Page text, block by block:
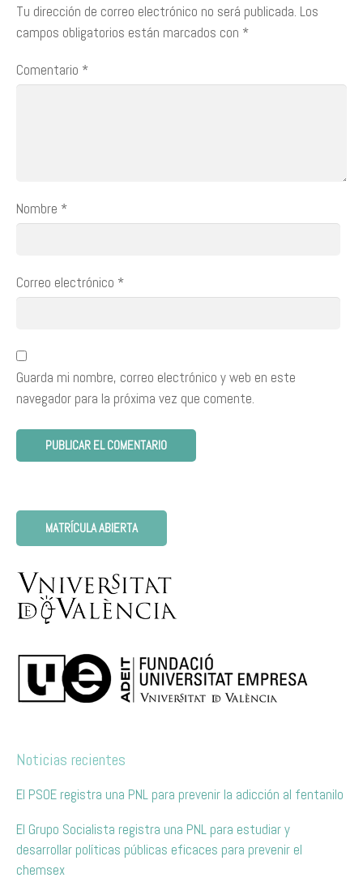
Tu dirección de correo electrónico no será publicada. Los
campos obligatorios están marcados con *
Comentario *
Nombre *
Correo electrónico *
Guarda mi nombre, correo electrónico y web en este
navegador para la próxima vez que comente.
MATRÍCULA ABIERTA
Noticias recientes
El PSOE registra una PNL para prevenir la adicción al fentanilo
El Grupo Socialista registra una PNL para estudiar y
desarrollar políticas públicas eficaces para prevenir el
chemsex